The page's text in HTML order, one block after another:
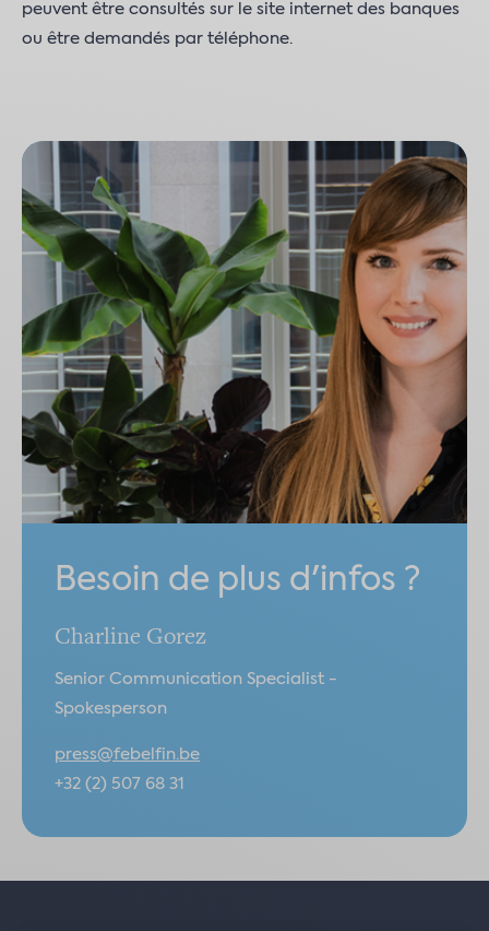
peuvent être consultés sur le site internet des banques
ou être demandés par téléphone.
Besoin de plus d'infos ?
Charline Gorez
Senior Communication Specialist -
Spokesperson
press@febelfin.be
+32 (2) 507 68 31